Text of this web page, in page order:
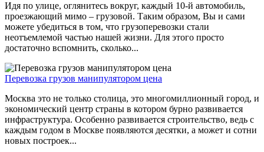
Идя по улице, оглянитесь вокруг, каждый 10-й автомобиль,
проезжающий мимо – грузовой. Таким образом, Вы и сами
можете убедиться в том, что грузоперевозки стали
неотъемлемой частью нашей жизни. Для этого просто
достаточно вспомнить, сколько...
Перевозка грузов манипулятором цена
Москва это не только столица, это многомиллионный город, и
экономический центр страны в котором бурно развивается
инфраструктура. Особенно развивается строительство, ведь с
каждым годом в Москве появляются десятки, а может и сотни
новых построек...